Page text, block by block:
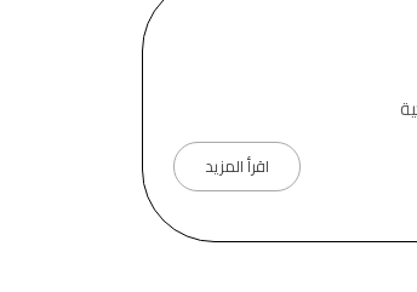
اقرأ المزيد